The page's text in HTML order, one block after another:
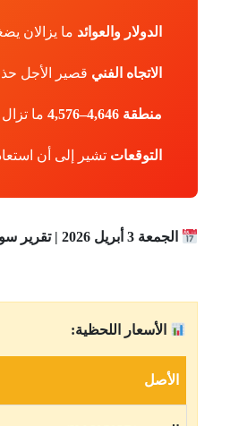
الدولار والعوائد ما يزالان
الاتجاه الفني قصير الأجل حذر
منطقة 4,646–4,576 ما تزال
التوقعات تشير إلى أن استعادة 4,700 تفتح باب التعافي، بينما كسر 4,576 يعيد سيناريو
الجمعة 3 أبريل 2026 | تقرير سوق الذهب العالمي
الأسعار اللحظية:
الأصل